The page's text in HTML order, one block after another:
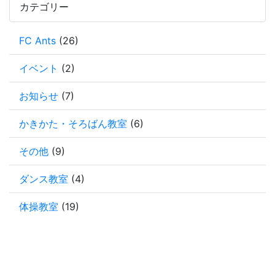
カテゴリー
FC Ants (26)
イベント (2)
お知らせ (7)
かきかた・そろばん教室 (6)
その他 (9)
ダンス教室 (4)
体操教室 (19)